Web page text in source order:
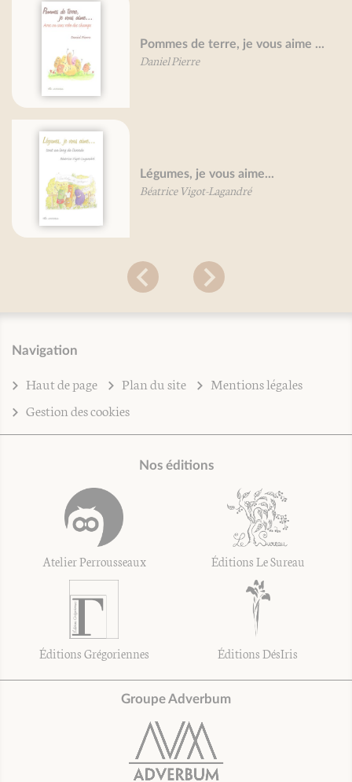
Pommes de terre, je vous aime ...
Daniel Pierre
Légumes, je vous aime...
Béatrice Vigot-Lagandré
Navigation
Haut de page Plan du site
Mentions légales
Gestion des cookies
Nos éditions
Atelier Perrousseaux Éditions Le Sureau
Éditions Grégoriennes Éditions DésIris
Groupe Adverbum